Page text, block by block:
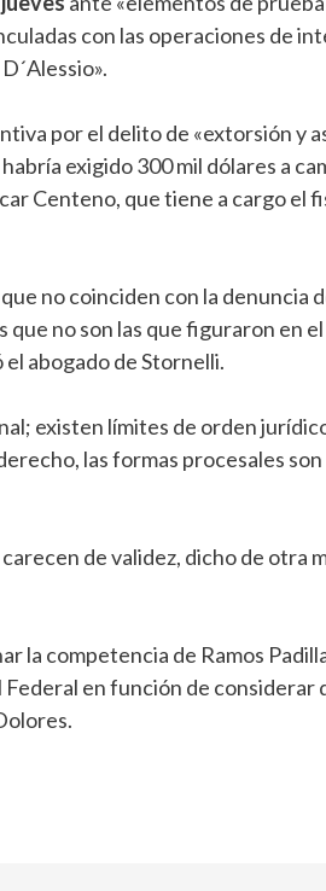
con las operaciones de
por el delito de «extorsión y
exigido 300 mil dólares a
Centeno, que tiene a cargo el
no coinciden con la denuncia
que no son las que figuraron en
abogado de Stornelli.
existen límites de orden
las formas procesales son
de validez, dicho de otra
la competencia de Ramos
en función de considerar